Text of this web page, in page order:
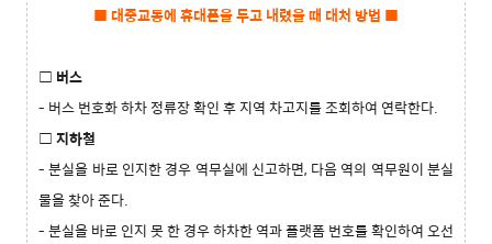
■ 대중교통에 휴대폰을 두고 내렸을 때 대처 방법 ■
□ 버스
- 버스 번호화 하차 정류장 확인 후 지역 차고지를 조회하여 연락한다.
□ 지하철
- 분실을 바로 인지한 경우 역무실에 신고하면, 다음 역의 역무원이 분실
물을 찾아 준다.
- 분실을 바로 인지 못 한 경우 하차한 역과 플랫폼 번호를 확인하여 오선